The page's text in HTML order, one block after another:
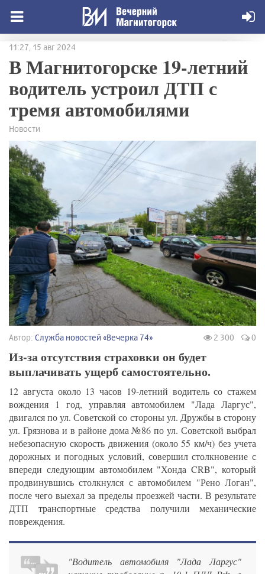
11:27, 15 авг 2024
В Магнитогорске 19-летний
водитель устроил ДТП с
тремя автомобилями
Новости
Автор: Служба новостей «Вечерка 74» 2 300 0
Из-за отсутствия страховки он будет
выплачивать ущерб самостоятельно.
12 августа около 13 часов 19-летний водитель со стажем
вождения 1 год, управляя автомобилем "Лада Ларгус",
двигался по ул. Советской со стороны ул. Дружбы в сторону
ул. Грязнова и в районе дома №86 по ул. Советской выбрал
небезопасную скорость движения (около 55 км/ч) без учета
дорожных и погодных условий, совершил столкновение с
впереди следующим автомобилем "Хонда CRB", который
продвинувшись столкнулся с автомобилем "Рено Логан",
после чего выехал за пределы проезжей части. В результате
ДТП транспортные средства получили механические
повреждения.
"Водитель автомобиля "Лада Ларгус"